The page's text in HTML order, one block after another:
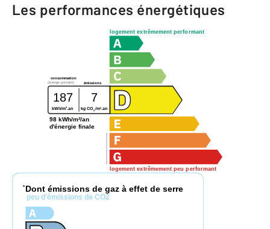
Les performances énergétiques
logement extrêmement performant
logement extrêmement peu performant
consommation
émissions
(énergie primaire)
187 7
kWh/m2.an kg CO2 /m2 .an
98 kWh/m²/an
d'énergie finale
* Dont émissions de gaz à effet de serre
peu d'émissions de CO2